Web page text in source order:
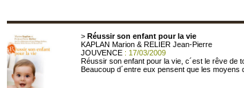
> Réussir son enfant pour la vie
KAPLAN Marion & RELIER Jean-Pierre
JOUVENCE: 17/03/2009
Réussir son enfant pour la vie, c´est le rêve de
Beaucoup d´entre eux pensent que les moyens